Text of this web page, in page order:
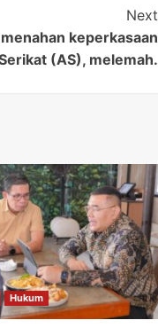
Next
keperkasaan
(AS), melemah.
Hukum